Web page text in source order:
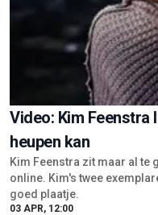
Video: Kim Feenstra
heupen kan
Kim Feenstra zit maar al te
online. Kim's twee
goed plaatje.
03 APR, 12:00